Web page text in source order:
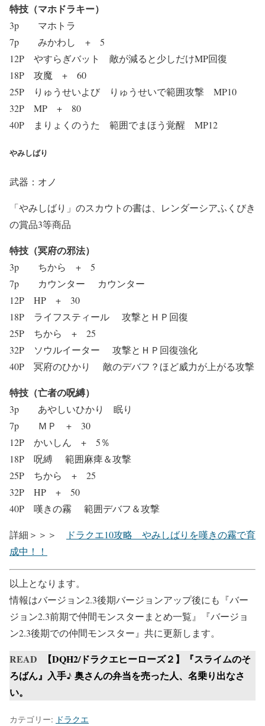
特技（マホドラキー）
3p マホトラ
7p みかわし + 5
12P やすらぎバット 敵が減ると少しだけMP回復
18P 攻魔 + 60
25P りゅうせいよび りゅうせいで範囲攻撃 MP10
32P MP + 80
40P まりょくのうた 範囲でまほう覚醒 MP12
やみしばり
武器：オノ
「やみしばり」のスカウトの書は、レンダーシアふくびき
の賞品3等商品
特技（冥府の邪法）
3p ちから + 5
7p カウンター カウンター
12P HP + 30
18P ライフスティール 攻撃とＨＰ回復
25P ちから + 25
32P ソウルイーター 攻撃とＨＰ回復強化
40P 冥府のひかり 敵のデバフ？ほど威力が上がる攻撃
特技（亡者の呪縛）
3p あやしいひかり 眠り
7p ＭＰ + 30
12P かいしん + 5％
18P 呪縛 範囲麻痺＆攻撃
25P ちから + 25
32P HP + 50
40P 嘆きの霧 範囲デバフ＆攻撃
詳細＞＞＞
ドラクエ10攻略 やみしばりを嘆きの霧で育
成中！！
以上となります。
情報はバージョン2.3後期バージョンアップ後にも『バー
ジョン2.3前期で仲間モンスターまとめ一覧』『バージョ
ン2.3後期での仲間モンスター』共に更新します。
READ
【DQH2/ドラクエヒーローズ２】『スライムのそ
ろばん』入手♪ 奥さんの弁当を売った人、名乗り出なさ
い。
カテゴリー: ドラクエ